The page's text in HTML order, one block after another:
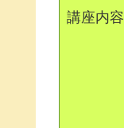
講座内容